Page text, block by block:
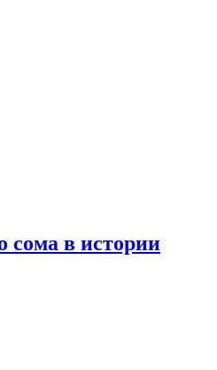
сома в истории